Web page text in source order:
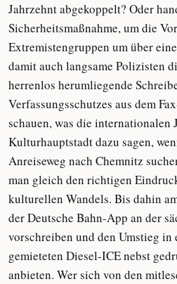
Jahrzehnt abgekoppelt? Oder
Sicherheitsmaßnahme, um die
Extremistengruppen um über
damit auch langsame Polizisten
herrenlos herumliegende
Verfassungsschutzes aus dem
schauen, was die
Kulturhauptstadt dazu sagen,
Anreiseweg nach Chemnitz
man gleich den richtigen
kulturellen Wandels. Bis dahin
der Deutsche Bahn-App an der
vorschreiben und den Umstieg in
gemieteten Diesel-ICE nebst
anbieten. Wer sich von den